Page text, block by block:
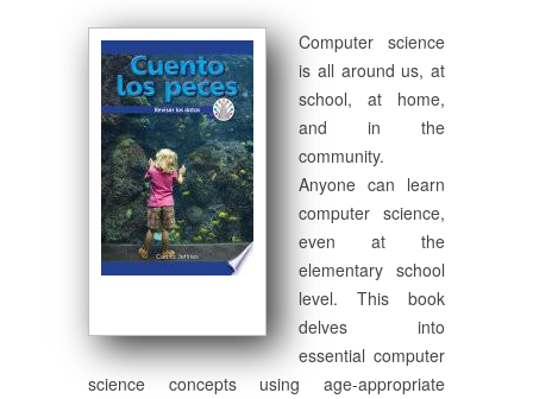
Computer science
is all around us, at
school, at home,
and in the
community.
Anyone can learn
computer science,
even at the
elementary school
level. This book
delves into
essential computer
science concepts using age-appropriate